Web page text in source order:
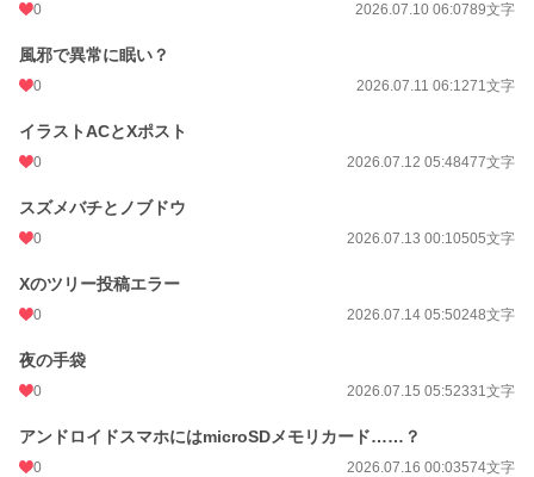
0 2026.07.10 06:0789文字
風邪で異常に眠い？
0 2026.07.11 06:1271文字
イラストACとXポスト
0 2026.07.12 05:48477文字
スズメバチとノブドウ
0 2026.07.13 00:10505文字
Xのツリー投稿エラー
0 2026.07.14 05:50248文字
夜の手袋
0 2026.07.15 05:52331文字
アンドロイドスマホにはmicroSDメモリカード……？
0 2026.07.16 00:03574文字